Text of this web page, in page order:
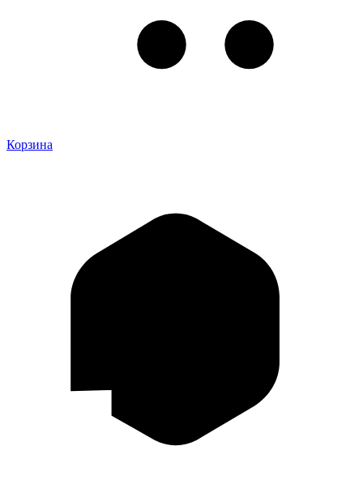
Корзина